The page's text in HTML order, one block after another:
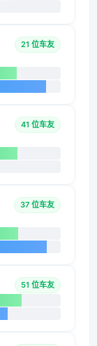
21 位车友
41 位车友
37 位车友
51 位车友